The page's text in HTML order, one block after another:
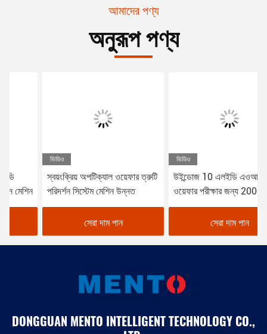
আমাদের পণ্য
অনুরূপ পণ্য
স্বয়ংক্রিয় অপটিক্যাল ওয়েফার ত্রুটি
পরিদর্শন সিস্টেম মেশিন উন্নত
সেরা দাম পান
উইন্ডোজ 10 এলইডি এওআই সরঞ্জাম
ওয়েফার পরীক্ষার জন্য 2000W
সেরা দাম পান
DONGGUAN MENTO INTELLIGENT TECHNOLOGY CO.,